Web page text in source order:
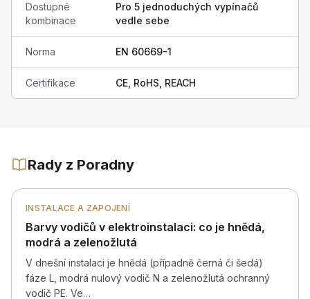
Dostupné
kombinace
Pro 5 jednoduchých vypínačů
vedle sebe
Norma EN 60669-1
Certifikace CE, RoHS, REACH
Rady z Poradny
INSTALACE A ZAPOJENÍ
Barvy vodičů v elektroinstalaci: co je hnědá,
modrá a zelenožlutá
V dnešní instalaci je hnědá (případně černá či šedá)
fáze L, modrá nulový vodič N a zelenožlutá ochranný
vodič PE. Ve…